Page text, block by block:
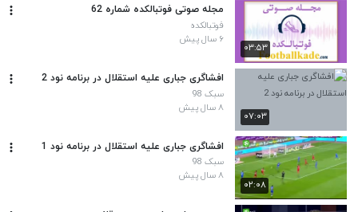
۰۳:۵۳
مجله صوتی فوتبالکده شماره 62
فوتبالکده
۶ سال پیش
۰۷:۰۳
افشاگری جباری علیه استقلال در برنامه نود 2
سبک 98
۸ سال پیش
۰۲:۰۸
افشاگری جباری علیه استقلال در برنامه نود 1
سبک 98
۸ سال پیش